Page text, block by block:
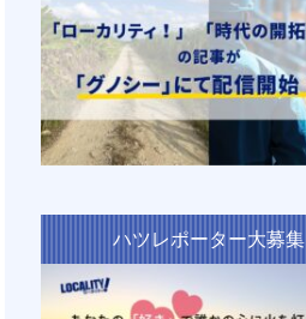
ハツレポーター大募集